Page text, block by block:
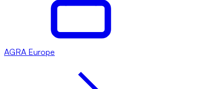
AGRA Europe